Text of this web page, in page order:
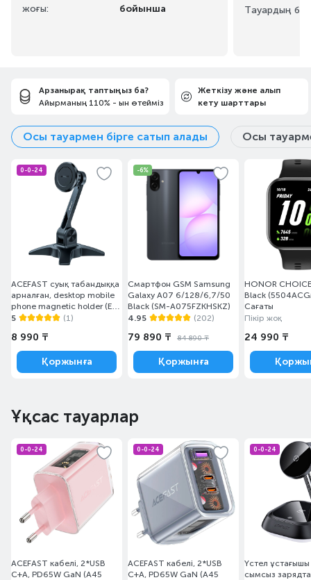
жоғы:
бойынша
Тауардың
Арзанырақ таптыңыз ба?
Айырманың 110% - ын өтейміз
Жеткізу және алып
кету шарттары
Осы тауармен бірге сатып алады Осы
0-0-24
ACEFAST cуық табандыққа
арналған, desktop mobile
phone magnetic holder (E11
- ACEFAST)
5 (1)
8 990 ₸
Қоржынға
-6%
Смартфон GSM Samsung
Galaxy A07 6/128/6,7/50
Black (SM-A075FZKHSKZ)
4.95
(202)
79 890 ₸ 84 890 ₸
Қоржынға
HONOR
Black
Сағаты
Пікір жоқ
24 990 ₸
Ұқсас тауарлар
0-0-24
ACEFAST кабелі, 2*USB
C+A, PD65W GaN (A45
0-0-24
ACEFAST кабелі, 2*USB
C+A, PD65W GaN (A45
0-0-24
Үстел ұстағышы ACEFAST,
сымсыз